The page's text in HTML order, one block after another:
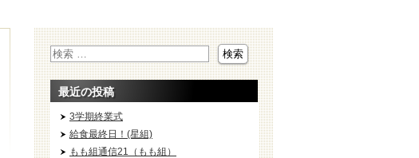
最近の投稿
3学期終業式
給食最終日！(星組)
もも組通信21（もも組）